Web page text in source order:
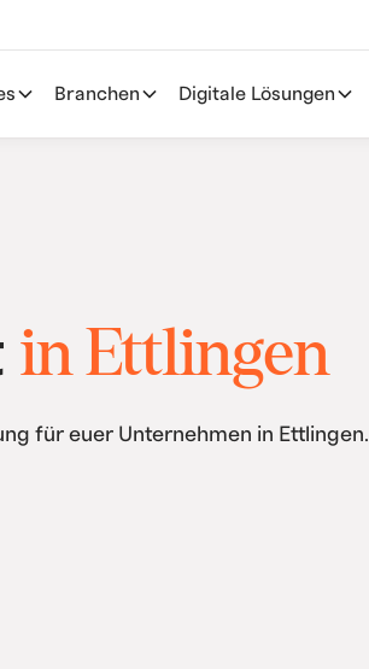
Branchen Digitale Lösungen
in Ettlingen
für euer Unternehmen in Ettlingen.